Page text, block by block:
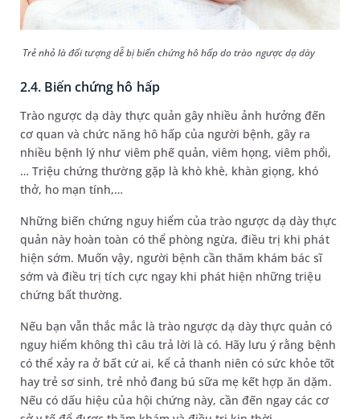
Trẻ nhỏ là đối tượng dễ bị biến chứng hô hấp do trào ngược dạ dày
2.4. Biến chứng hô hấp
Trào ngược dạ dày thực quản gây nhiều ảnh hưởng đến
cơ quan và chức năng hô hấp của người bệnh, gây ra
nhiều bệnh lý như viêm phế quản, viêm họng, viêm phổi,
… Triệu chứng thường gặp là khò khè, khàn giọng, khó
thở, ho mạn tính,…
Những biến chứng nguy hiểm của trào ngược dạ dày thực
quản này hoàn toàn có thể phòng ngừa, điều trị khi phát
hiện sớm. Muốn vậy, người bệnh cần thăm khám bác sĩ
sớm và điều trị tích cực ngay khi phát hiện những triệu
chứng bất thường.
Nếu bạn vẫn thắc mắc là trào ngược dạ dày thực quản có
nguy hiểm không thì câu trả lời là có. Hãy lưu ý rằng bệnh
có thể xảy ra ở bất cứ ai, kể cả thanh niên có sức khỏe tốt
hay trẻ sơ sinh, trẻ nhỏ đang bú sữa mẹ kết hợp ăn dặm.
Nếu có dấu hiệu của hội chứng này, cần đến ngay các cơ